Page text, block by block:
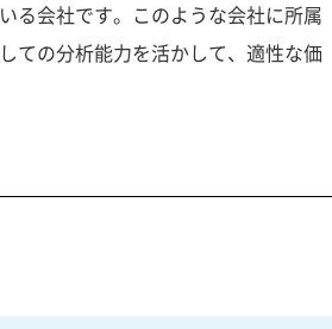
る会社です。このような会社に所属
ての分析能力を活かして、適性な価